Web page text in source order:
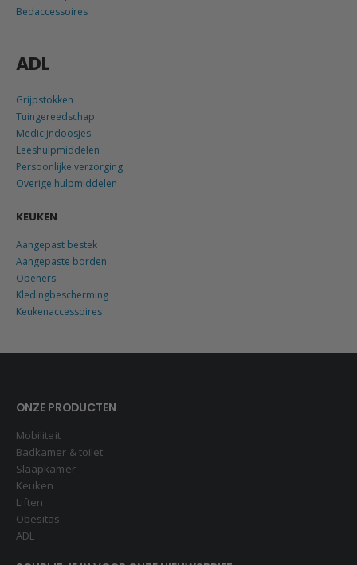
Bedaccessoires
ADL
Grijpstokken
Tuingereedschap
Medicijndoosjes
Leeshulpmiddelen
Persoonlijke verzorging
Overige hulpmiddelen
KEUKEN
Aangepast bestek
Aangepaste borden
Openers
Kledingbescherming
Keukenaccessoires
ONZE PRODUCTEN
Mobiliteit
Badkamer & toilet
Slaapkamer
Keuken
Liften
Obesitas
ADL